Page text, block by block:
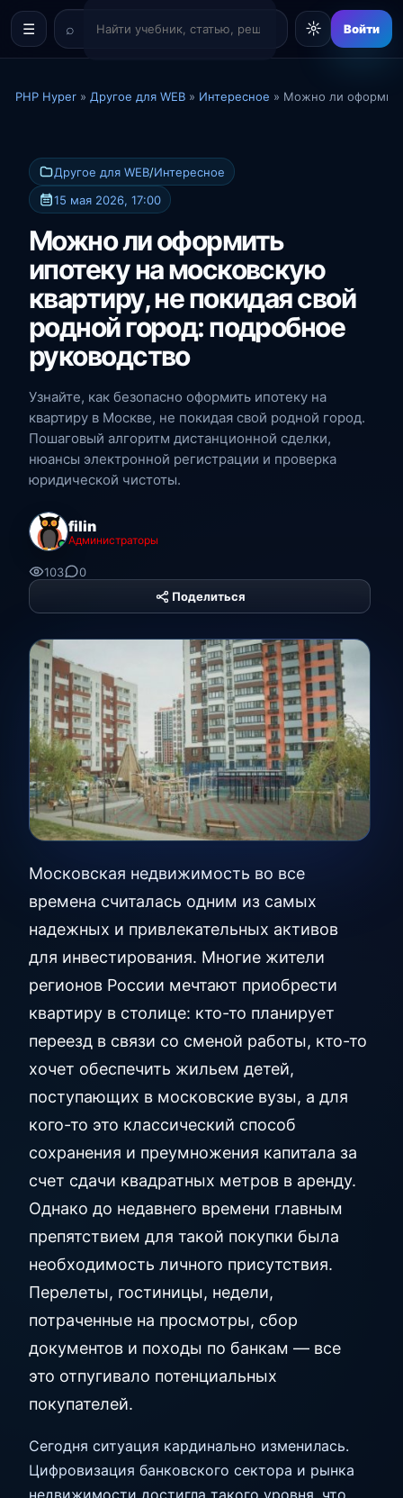
☰ ☼ Войти
PHP Hyper » Другое для WEB » Интересное » Можно ли оформить
Другое для WEB/Интересное
15 мая 2026, 17:00
Можно ли оформить
ипотеку на московскую
квартиру, не покидая свой
родной город: подробное
руководство
Узнайте, как безопасно оформить ипотеку на
квартиру в Москве, не покидая свой родной город.
Пошаговый алгоритм дистанционной сделки,
нюансы электронной регистрации и проверка
юридической чистоты.
filin
Администраторы
103
0
Поделиться
Московская недвижимость во все
времена считалась одним из самых
надежных и привлекательных активов
для инвестирования. Многие жители
регионов России мечтают приобрести
квартиру в столице: кто-то планирует
переезд в связи со сменой работы, кто-то
хочет обеспечить жильем детей,
поступающих в московские вузы, а для
кого-то это классический способ
сохранения и преумножения капитала за
счет сдачи квадратных метров в аренду.
Однако до недавнего времени главным
препятствием для такой покупки была
необходимость личного присутствия.
Перелеты, гостиницы, недели,
потраченные на просмотры, сбор
документов и походы по банкам — все
это отпугивало потенциальных
покупателей.
Сегодня ситуация кардинально изменилась.
Цифровизация банковского сектора и рынка